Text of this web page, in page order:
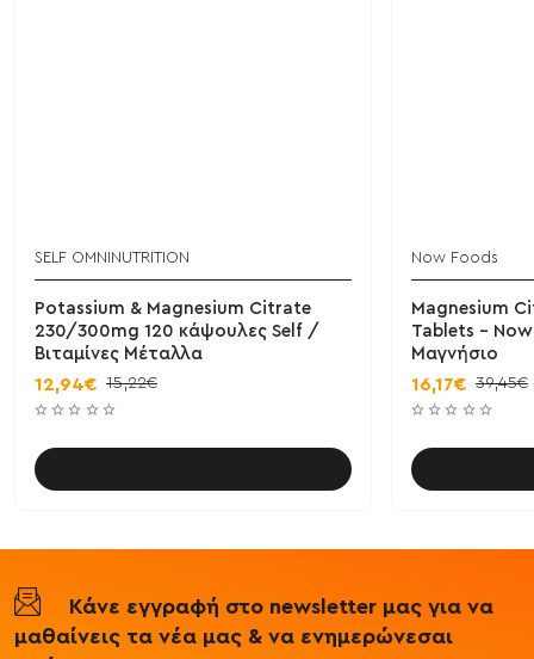
SELF OMNINUTRITION
Potassium & Magnesium Citrate
230/300mg 120 κάψουλες Self /
Βιταμίνες Μέταλλα
12,94€ 15,22€
Now Foods
Magnesium
Tablets -
Μαγνήσιο
16,17€ 39,45€
Κάνε εγγραφή στο newsletter μας για να
μαθαίνεις τα νέα μας & να ενημερώνεσαι